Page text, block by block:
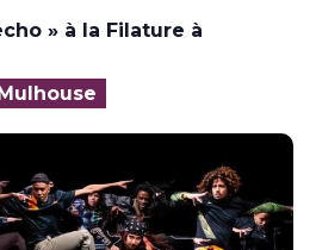
» à la Filature à